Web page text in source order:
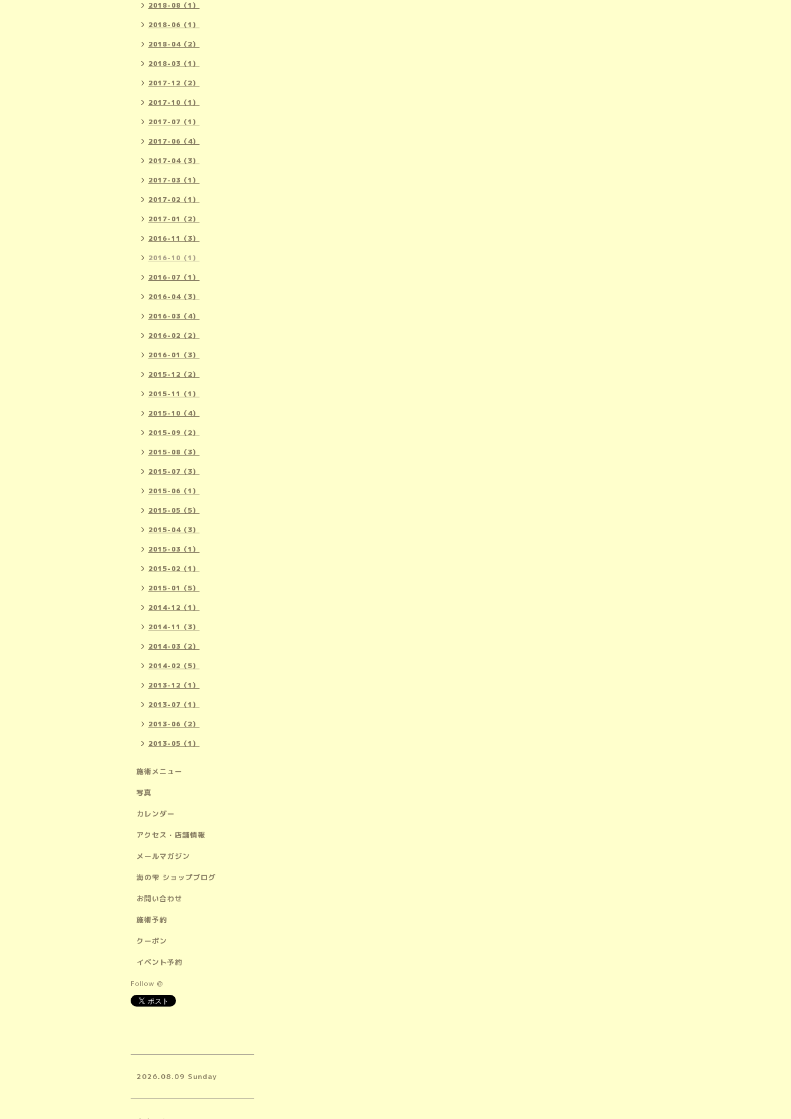
2018-08（1）
2018-06（1）
2018-04（2）
2018-03（1）
2017-12（2）
2017-10（1）
2017-07（1）
2017-06（4）
2017-04（3）
2017-03（1）
2017-02（1）
2017-01（2）
2016-11（3）
2016-10（1）
2016-07（1）
2016-04（3）
2016-03（4）
2016-02（2）
2016-01（3）
2015-12（2）
2015-11（1）
2015-10（4）
2015-09（2）
2015-08（3）
2015-07（3）
2015-06（1）
2015-05（5）
2015-04（3）
2015-03（1）
2015-02（1）
2015-01（5）
2014-12（1）
2014-11（3）
2014-03（2）
2014-02（5）
2013-12（1）
2013-07（1）
2013-06（2）
2013-05（1）
施術メニュー
写真
カレンダー
アクセス・店舗情報
メールマガジン
海の雫 ショップブログ
お問い合わせ
施術予約
クーポン
イベント予約
Follow @
2026.08.09 Sunday